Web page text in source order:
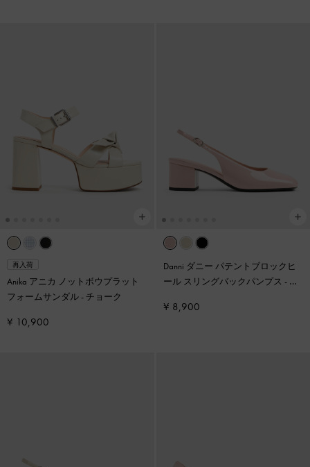
再入荷
Anika アニカ ノットボウプラット
フォームサンダル- チョーク
¥ 10,900
Danni ダニー パテントブロックヒ
ール スリングバックパンプス - ブ
¥ 8,900